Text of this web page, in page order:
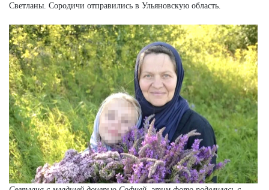
Светланы. Сородичи отправились в Ульяновскую область.